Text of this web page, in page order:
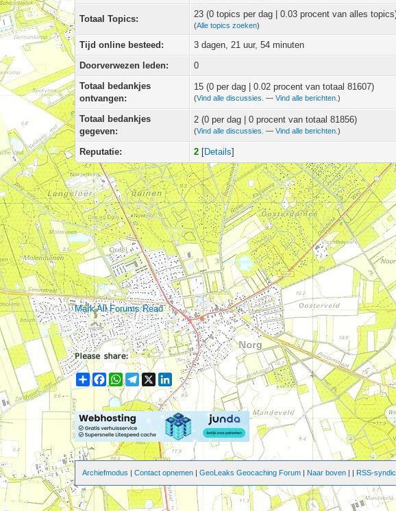
Totaal Topics: 23 (0 topics per dag | 0.03 procent van alles
(Alle topics zoeken)
Tijd online besteed:
3 dagen, 21 uur, 54 minuten
Doorverwezen leden:
0
Totaal bedankjes
ontvangen:
15 (0 per dag | 0.02 procent van totaal 81607)
(Vind alle discussies. —Vind alle berichten.)
Totaal bedankjes
gegeven:
2 (0 per dag | 0 procent van totaal 81856)
(Vind alle discussies. —Vind alle berichten.)
Reputatie: 2 [Details]
Mark All Forums Read
ShareFacebook
WhatsApp
Telegram
X LinkedIn
Archiefmodus |Contact opnemen |GeoLeaks Geocaching Forum Naar boven RSS-